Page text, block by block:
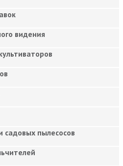
видения
садовых пылесосов